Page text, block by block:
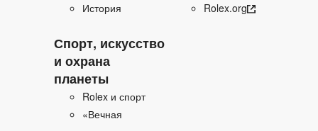
История
Спорт, искусство
и охрана
планеты
Rolex и спорт
«Вечная
Rolex.org